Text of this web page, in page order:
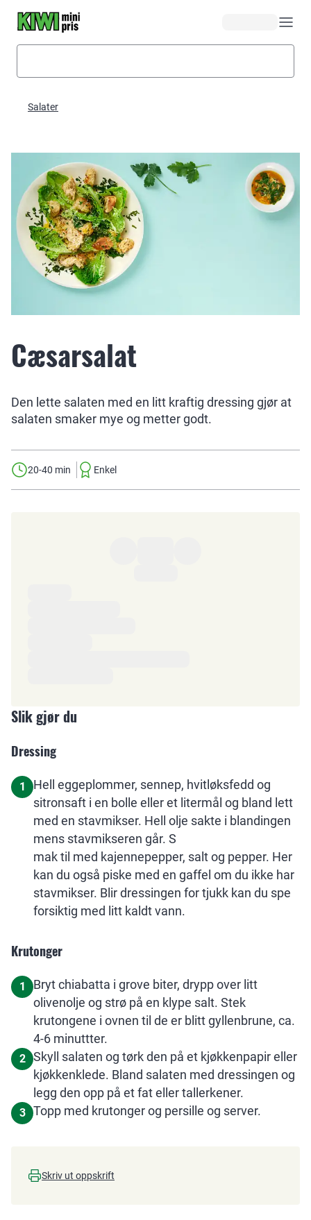
Salater
Cæsarsalat
Den lette salaten med en litt kraftig dressing gjør at
salaten smaker mye og metter godt.
20-40 min Enkel
Slik gjør du
Dressing
1
Hell eggeplommer, sennep, hvitløksfedd og
sitronsaft i en bolle eller et litermål og bland lett
med en stavmikser. Hell olje sakte i blandingen
mens stavmikseren går. S
mak til med kajennepepper, salt og pepper. Her
kan du også piske med en gaffel om du ikke har
stavmikser. Blir dressingen for tjukk kan du spe
forsiktig med litt kaldt vann.
Krutonger
1
Bryt chiabatta i grove biter, drypp over litt
olivenolje og strø på en klype salt. Stek
krutongene i ovnen til de er blitt gyllenbrune, ca.
4-6 minuttter.
2
Skyll salaten og tørk den på et kjøkkenpapir eller
kjøkkenklede. Bland salaten med dressingen og
legg den opp på et fat eller tallerkener.
3 Topp med krutonger og persille og server.
Skriv ut oppskrift